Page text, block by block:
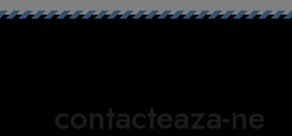
contacteaza-ne